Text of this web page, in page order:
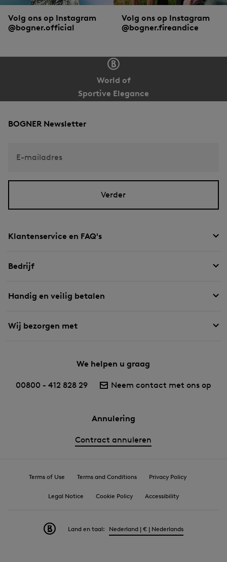
Volg ons op Instagram
@bogner.official
Volg ons op Instagram
@bogner.fireandice
World of
Sportive Elegance
Klantenservice en FAQ's
Bedrijf
Handig en veilig betalen
Wij bezorgen met
We helpen u graag
00800 - 412 828 29 Neem contact met ons op
Annulering
Contract annuleren
BOGNER Newsletter
E-mailadres
Verder
Terms of Use Terms and Conditions Privacy Policy
Legal Notice Cookie Policy Accessibility
Land en taal: Nederland | € | Nederlands